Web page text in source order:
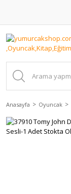
Anasayfa Oyuncak